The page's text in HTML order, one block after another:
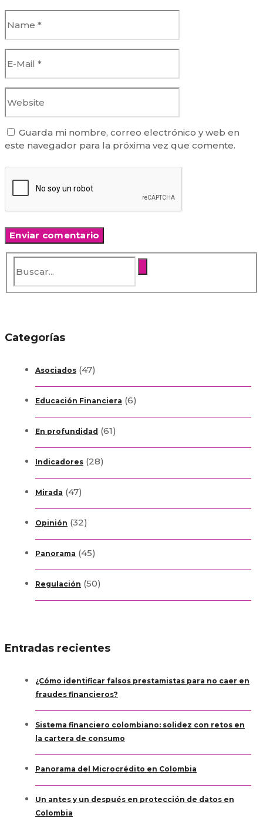
Guarda mi nombre, correo electrónico y web en
este navegador para la próxima vez que comente.
Categorías
Asociados (47)
Educación Financiera (6)
En profundidad (61)
Indicadores (28)
Mirada (47)
Opinión (32)
Panorama (45)
Regulación (50)
Entradas recientes
¿Cómo identificar falsos prestamistas para no caer en
fraudes financieros?
Sistema financiero colombiano: solidez con retos en
la cartera de consumo
Panorama del Microcrédito en Colombia
Un antes y un después en protección de datos en
Colombia